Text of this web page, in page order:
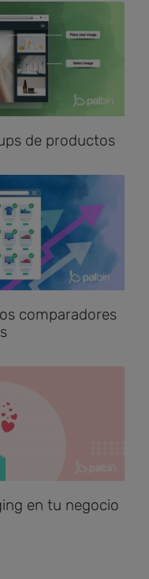
de productos
comparadores
en tu negocio